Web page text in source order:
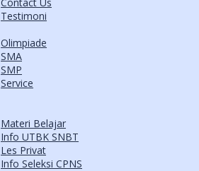
Testimoni
Olimpiade
SMA
SMP
Service
Materi Belajar
Info UTBK SNBT
Les Privat
Info Seleksi CPNS